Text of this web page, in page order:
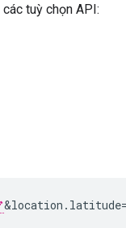
tuỳ chọn API:
&location.latitude=